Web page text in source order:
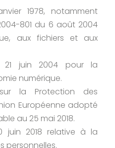
1978, notamment
801 du 6 août 2004
aux fichiers et aux
21 juin 2004 pour la
numérique.
la Protection des
Européenne adopté
au 25 mai 2018.
juin 2018 relative à la
personnelles.